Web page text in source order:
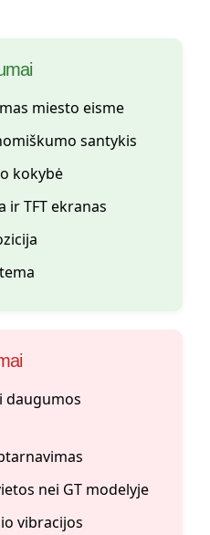
miesto eisme
santykis
kokybė
TFT ekranas
daugumos
nei GT modelyje
vibracijos